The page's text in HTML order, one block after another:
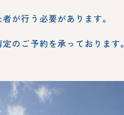
が行う必要があります。
のご予約を承っております。